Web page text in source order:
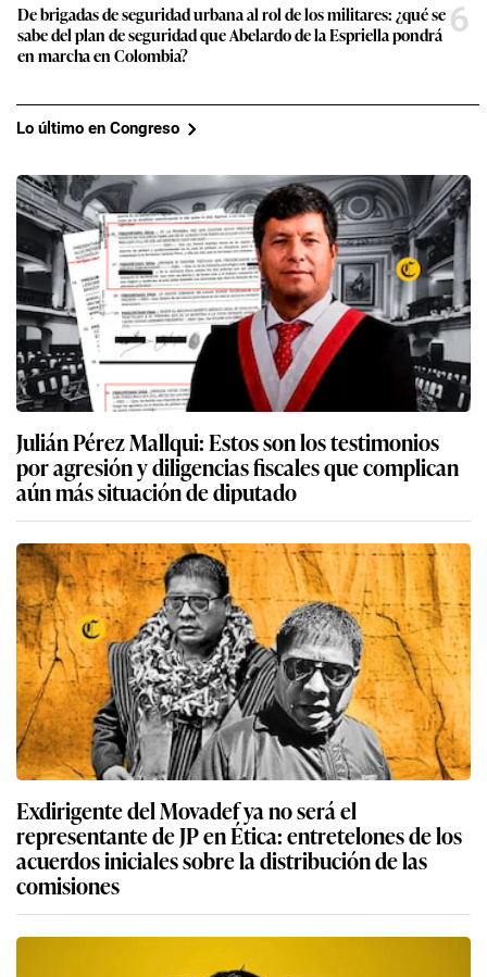
De brigadas de seguridad urbana al rol de los militares: ¿qué se
sabe del plan de seguridad que Abelardo de la Espriella pondrá
en marcha en Colombia?
6
Lo último en Congreso
Julián Pérez Mallqui: Estos son los testimonios
por agresión y diligencias fiscales que complican
aún más situación de diputado
Exdirigente del Movadef ya no será el
representante de JP en Ética: entretelones de los
acuerdos iniciales sobre la distribución de las
comisiones